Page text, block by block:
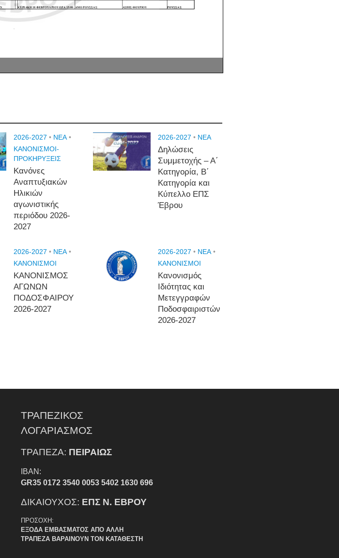
2026-2027 • NEA •
ΚΑΝΟΝΙΣΜΟΙ-
ΠΡΟΚΗΡΥΞΕΙΣ
Κανόνες
Αναπτυξιακών
Ηλικιών
αγωνιστικής
περιόδου 2026-
2027
2026-2027 • NEA
Δηλώσεις
Συμμετοχής – Α΄
Κατηγορία, Β΄
Κατηγορία και
Κύπελλο ΕΠΣ
Έβρου
2026-2027 • NEA •
ΚΑΝΟΝΙΣΜΟΙ
ΚΑΝΟΝΙΣΜΟΣ
ΑΓΩΝΩΝ
ΠΟΔΟΣΦΑΙΡΟΥ
2026-2027
2026-2027 • NEA •
ΚΑΝΟΝΙΣΜΟΙ
Κανονισμός
Ιδιότητας και
Μετεγγραφών
Ποδοσφαιριστών
2026-2027
ΤΡΑΠΕΖΙΚΟΣ
ΛΟΓΑΡΙΑΣΜΟΣ
ΤΡΑΠΕΖΑ: ΠΕΙΡΑΙΩΣ
IBAN:
GR35 0172 3540 0053 5402 1630 696
ΔΙΚΑΙΟΥΧΟΣ: ΕΠΣ Ν. ΕΒΡΟΥ
ΠΡΟΣΟΧΗ:
ΕΞΟΔΑ ΕΜΒΑΣΜΑΤΟΣ ΑΠΟ ΑΛΛΗ
ΤΡΑΠΕΖΑ ΒΑΡΑΙΝΟΥΝ ΤΟΝ ΚΑΤΑΘΕΣΤΗ